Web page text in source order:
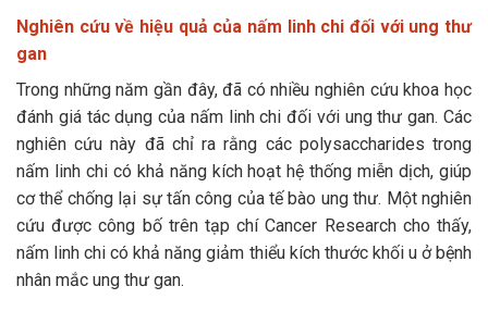
Nghiên cứu về hiệu quả của nấm linh chi đối với ung thư
gan
Trong những năm gần đây, đã có nhiều nghiên cứu khoa học
đánh giá tác dụng của nấm linh chi đối với ung thư gan. Các
nghiên cứu này đã chỉ ra rằng các polysaccharides trong
nấm linh chi có khả năng kích hoạt hệ thống miễn dịch, giúp
cơ thể chống lại sự tấn công của tế bào ung thư. Một nghiên
cứu được công bố trên tạp chí Cancer Research cho thấy,
nấm linh chi có khả năng giảm thiểu kích thước khối u ở bệnh
nhân mắc ung thư gan.